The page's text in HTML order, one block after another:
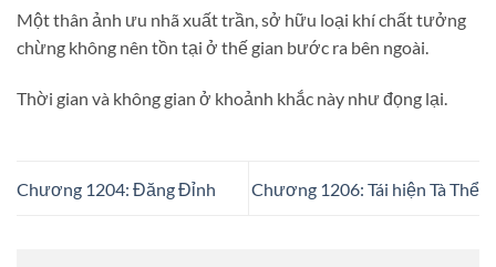
Một thân ảnh ưu nhã xuất trần, sở hữu loại khí chất tưởng
chừng không nên tồn tại ở thế gian bước ra bên ngoài.
Thời gian và không gian ở khoảnh khắc này như đọng lại.
Chương 1204: Đăng Đỉnh Chương 1206: Tái hiện Tà Thể